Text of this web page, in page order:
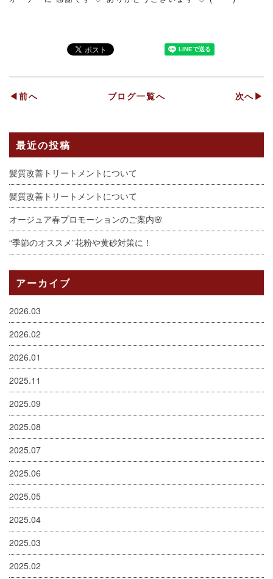
◀前へ ブログ一覧へ 次へ▶
最近の投稿
髪質改善トリートメントについて
髪質改善トリートメントについて
オージュア春プロモーションのご案内🌸
“季節のオススメ”花粉や黄砂対策に！
アーカイブ
2026.03
2026.02
2026.01
2025.11
2025.09
2025.08
2025.07
2025.06
2025.05
2025.04
2025.03
2025.02